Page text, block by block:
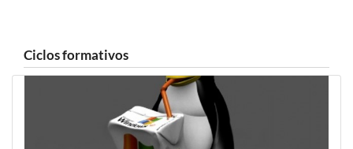
Ciclos formativos